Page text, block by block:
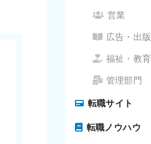
営業
広告・出版
福祉・教育
管理部門
転職サイト
転職ノウハウ